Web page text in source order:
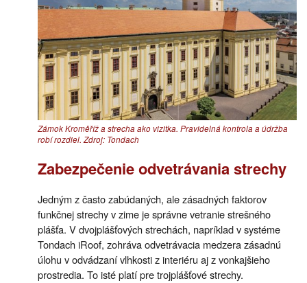
Zámok Kroměříž a strecha ako vizitka. Pravidelná kontrola a údržba
robí rozdiel. Zdroj: Tondach
Zabezpečenie odvetrávania strechy
Jedným z často zabúdaných, ale zásadných faktorov
funkčnej strechy v zime je správne vetranie strešného
plášťa. V dvojplášťových strechách, napríklad v systéme
Tondach iRoof, zohráva odvetrávacia medzera zásadnú
úlohu v odvádzaní vlhkosti z interiéru aj z vonkajšieho
prostredia. To isté platí pre trojplášťové strechy.